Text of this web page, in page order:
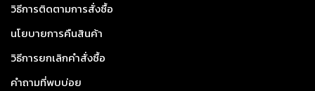
วิธีการติดตามการสั่งซื้อ
นโยบายการคืนสินค้า
วิธีการยกเลิกคำสั่งซื้อ
คำถามที่พบบ่อย